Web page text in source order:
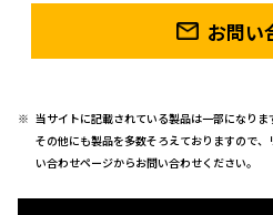
お問い
当サイトに記載されている製品は一部になりま
その他にも製品を多数そろえておりますので
い合わせページからお問い合わせください。